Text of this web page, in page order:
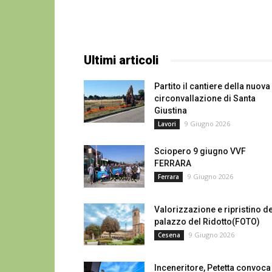
Ultimi articoli
Partito il cantiere della nuova
circonvallazione di Santa
Giustina
Lavori 9 Giugno 2026
Sciopero 9 giugno VVF
FERRARA
Ferrara 9 Giugno 2026
Valorizzazione e ripristino
palazzo del Ridotto(FOTO)
Cesena 9 Giugno 2026
Inceneritore, Petetta convoca